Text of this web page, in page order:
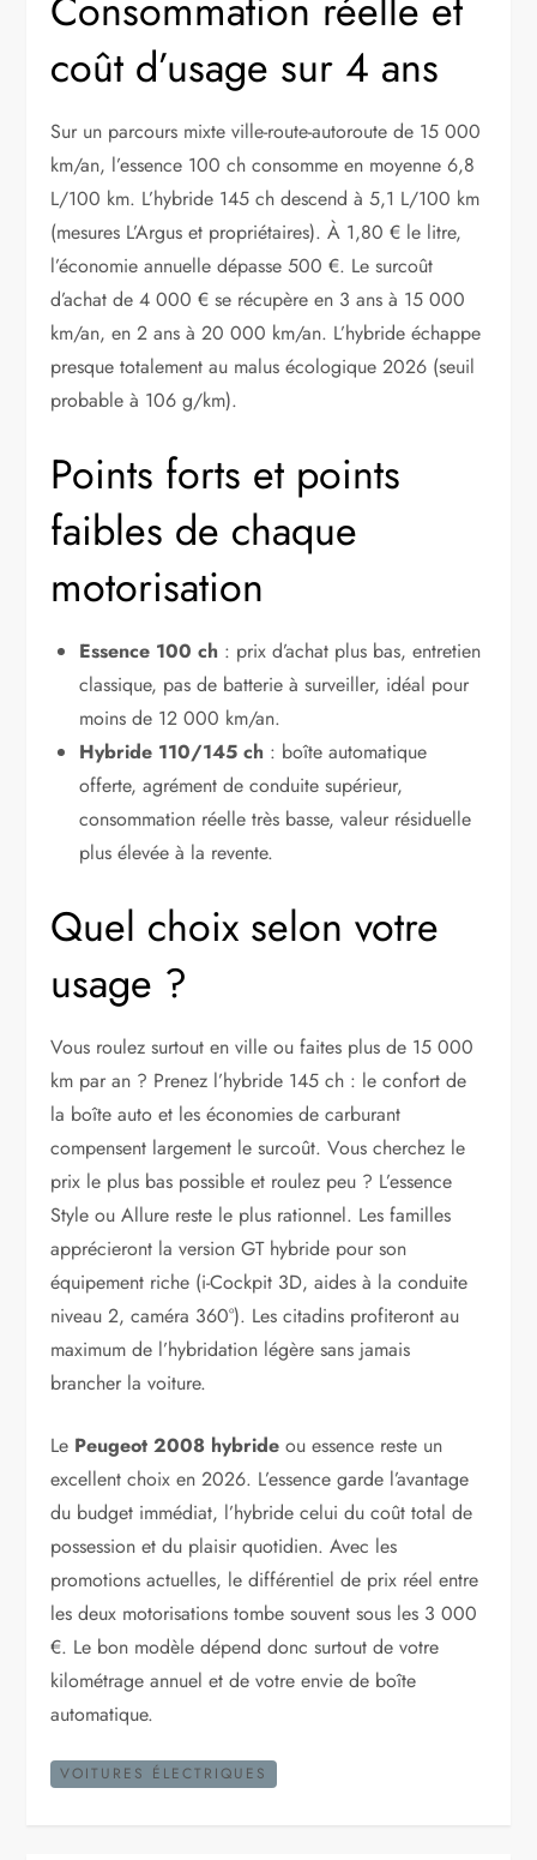
coût d’usage sur 4 ans
Sur un parcours mixte ville-route-autoroute de 15 000
km/an, l’essence 100 ch consomme en moyenne 6,8
L/100 km. L’hybride 145 ch descend à 5,1 L/100 km
(mesures L’Argus et propriétaires). À 1,80 € le litre,
l’économie annuelle dépasse 500 €. Le surcoût
d’achat de 4 000 € se récupère en 3 ans à 15 000
km/an, en 2 ans à 20 000 km/an. L’hybride échappe
presque totalement au malus écologique 2026 (seuil
probable à 106 g/km).
Points forts et points
faibles de chaque
motorisation
Essence 100 ch : prix d’achat plus bas, entretien
classique, pas de batterie à surveiller, idéal pour
moins de 12 000 km/an.
Hybride 110/145 ch : boîte automatique
offerte, agrément de conduite supérieur,
consommation réelle très basse, valeur résiduelle
plus élevée à la revente.
Quel choix selon votre
usage ?
Vous roulez surtout en ville ou faites plus de 15 000
km par an ? Prenez l’hybride 145 ch : le confort de
la boîte auto et les économies de carburant
compensent largement le surcoût. Vous cherchez le
prix le plus bas possible et roulez peu ? L’essence
Style ou Allure reste le plus rationnel. Les familles
apprécieront la version GT hybride pour son
équipement riche (i-Cockpit 3D, aides à la conduite
niveau 2, caméra 360°). Les citadins profiteront au
maximum de l’hybridation légère sans jamais
brancher la voiture.
Le Peugeot 2008 hybride ou essence reste un
excellent choix en 2026. L’essence garde l’avantage
du budget immédiat, l’hybride celui du coût total de
possession et du plaisir quotidien. Avec les
promotions actuelles, le différentiel de prix réel entre
les deux motorisations tombe souvent sous les 3 000
€. Le bon modèle dépend donc surtout de votre
kilométrage annuel et de votre envie de boîte
automatique.
VOITURES ÉLECTRIQUES